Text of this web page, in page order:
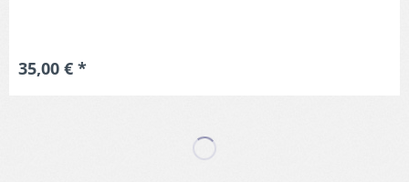
35,00 € *